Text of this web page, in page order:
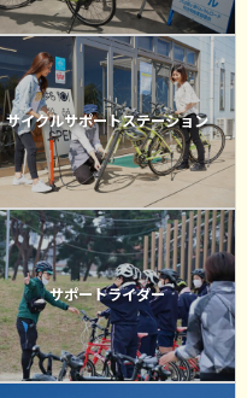
サイクルサポートステーション
サポートライダー